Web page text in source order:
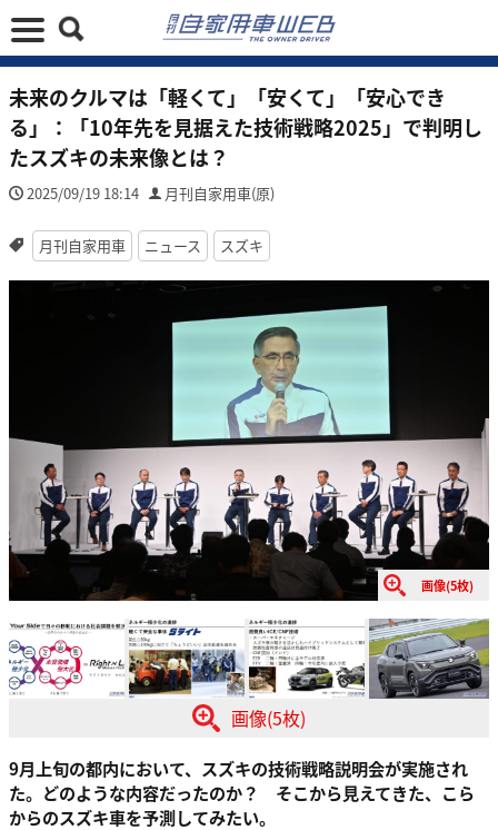
未来のクルマは「軽くて」「安くて」「安心でき
る」：「10年先を見据えた技術戦略2025」で判明し
たスズキの未来像とは？
2025/09/19 18:14 月刊自家用車(原)
月刊自家用車 ニュース スズキ
画像(5枚)
画像(5枚)
9月上旬の都内において、スズキの技術戦略説明会が実施され
た。どのような内容だったのか？ そこから見えてきた、こら
からのスズキ車を予測してみたい。